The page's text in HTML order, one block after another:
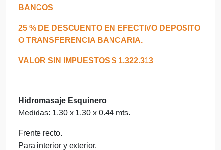
BANCOS
25 % DE DESCUENTO EN EFECTIVO DEPOSITO
O TRANSFERENCIA BANCARIA.
VALOR SIN IMPUESTOS $ 1.322.313
Hidromasaje Esquinero
Medidas: 1.30 x 1.30 x 0.44 mts.
Frente recto.
Para interior y exterior.